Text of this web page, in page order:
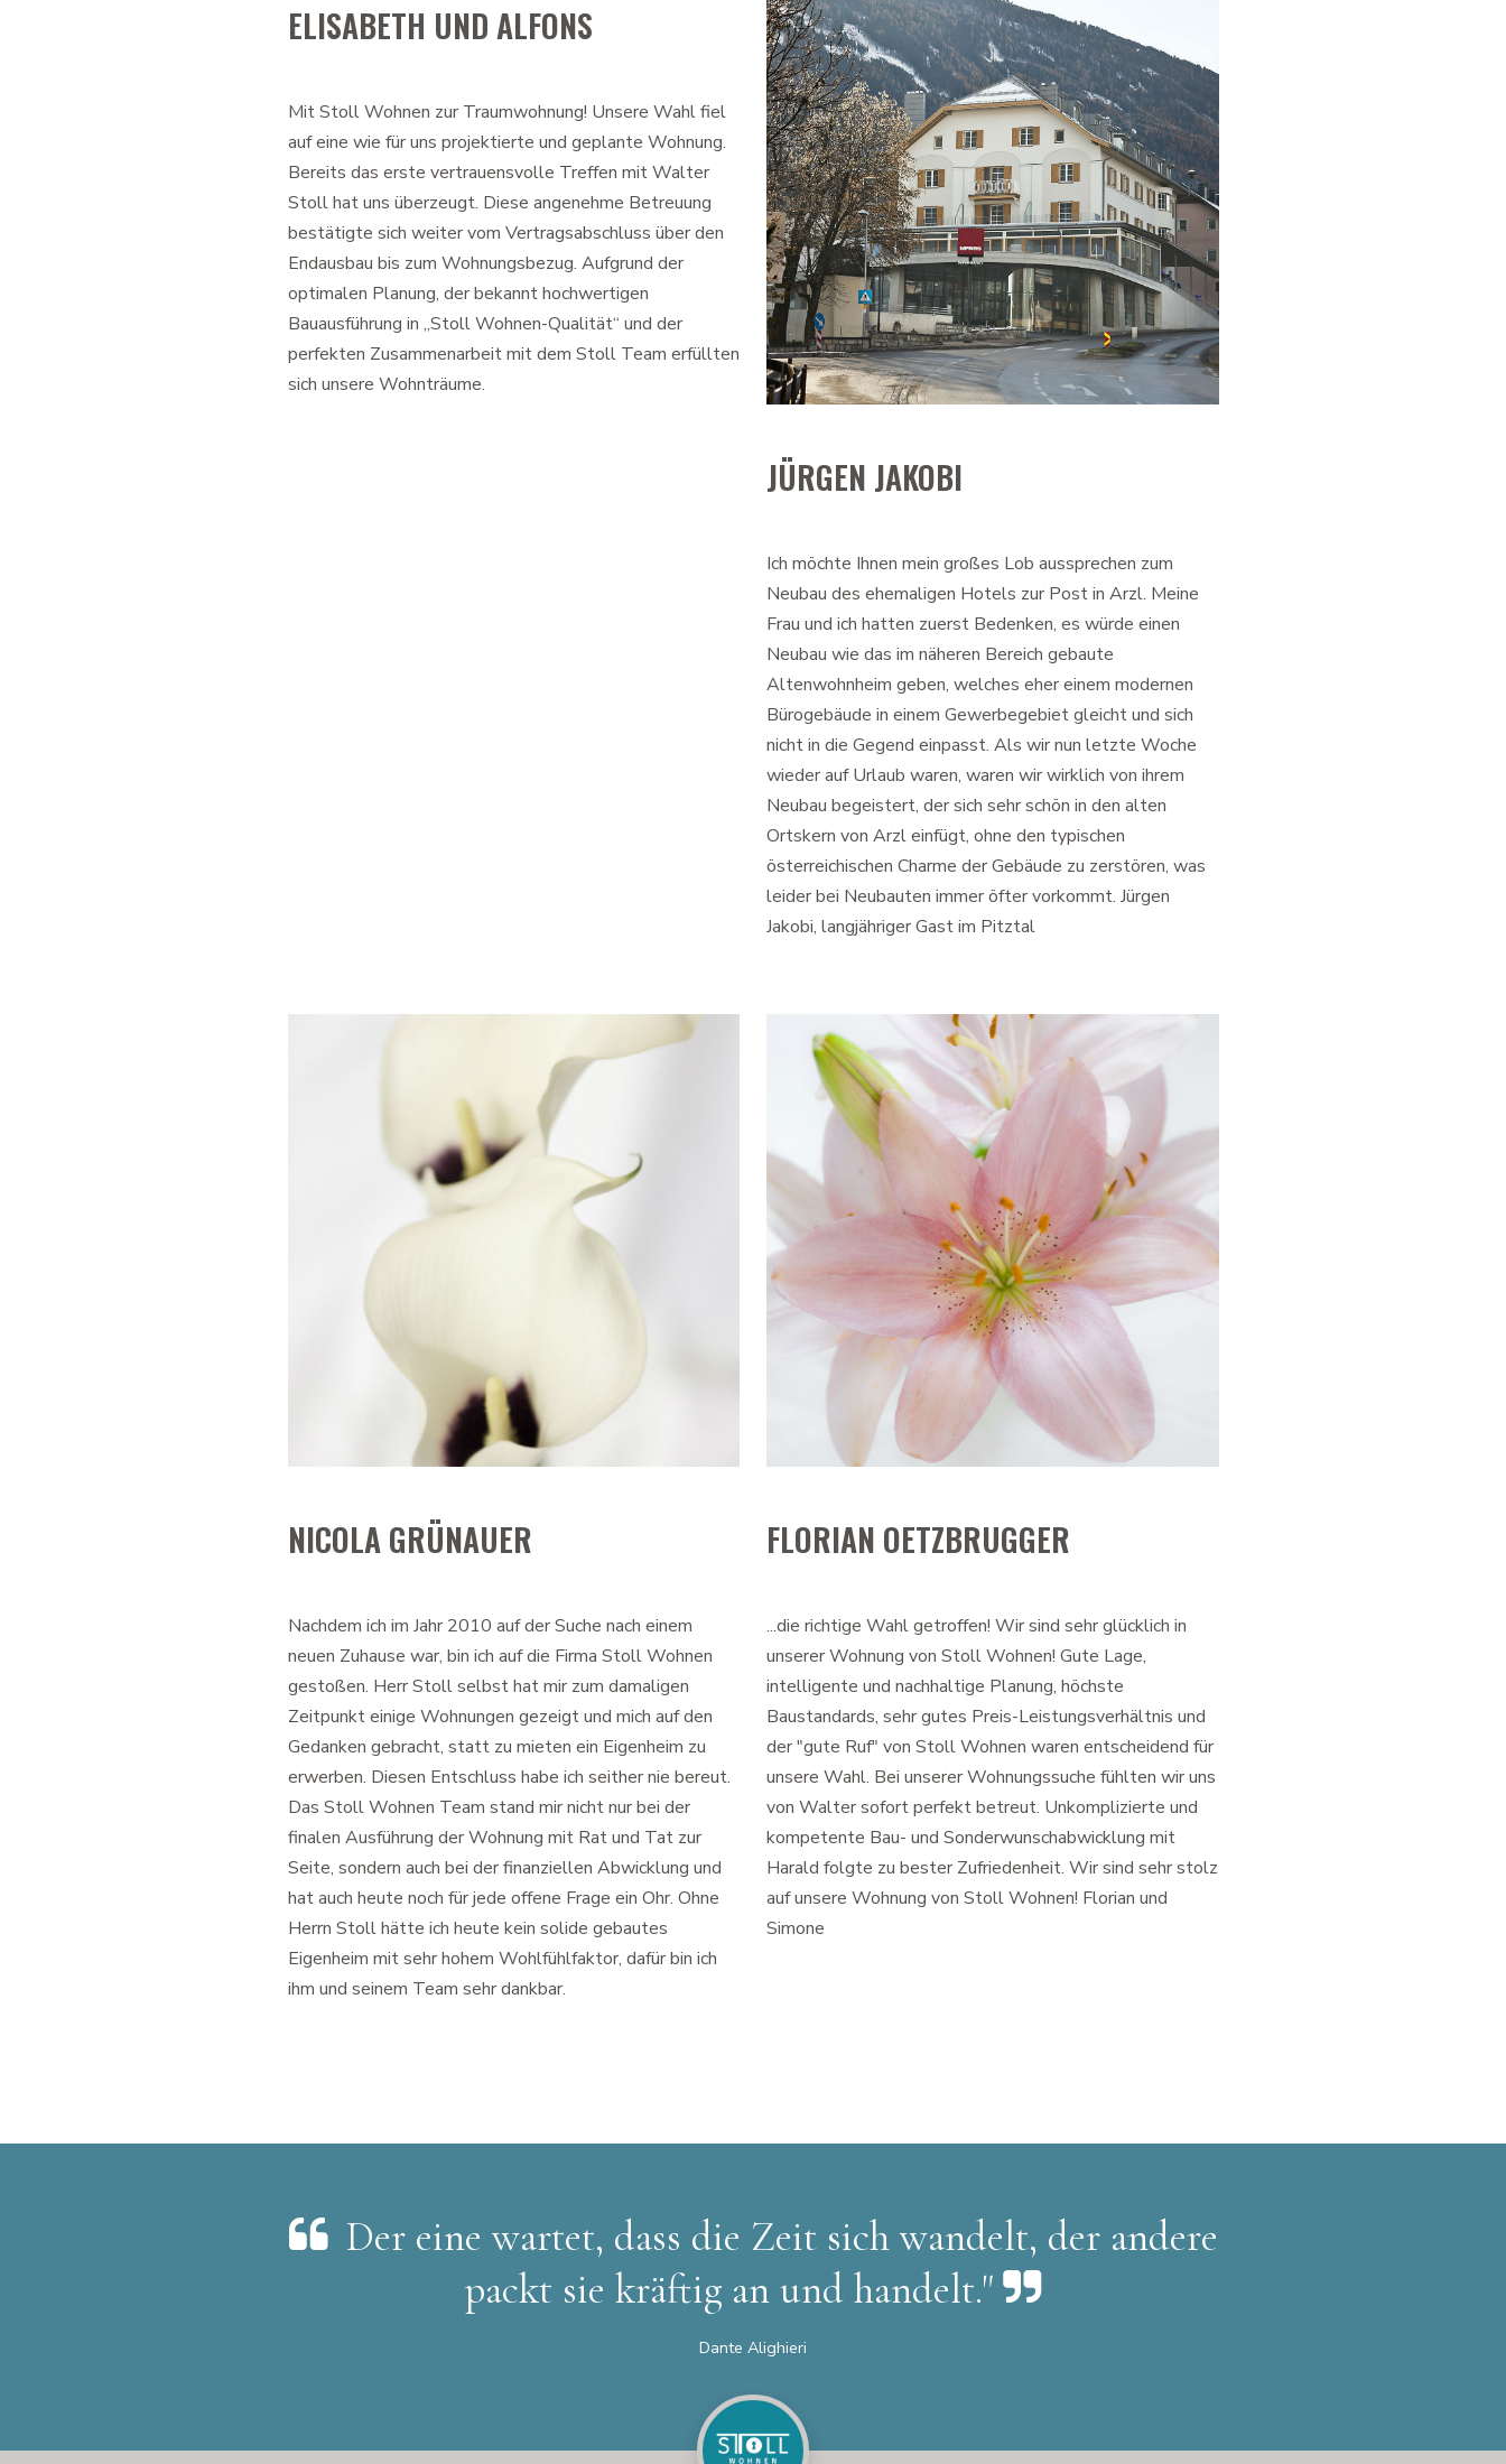
ELISABETH UND ALFONS
Mit Stoll Wohnen zur Traumwohnung! Unsere Wahl fiel
auf eine wie für uns projektierte und geplante Wohnung.
Bereits das erste vertrauensvolle Treffen mit Walter
Stoll hat uns überzeugt. Diese angenehme Betreuung
bestätigte sich weiter vom Vertragsabschluss über den
Endausbau bis zum Wohnungsbezug. Aufgrund der
optimalen Planung, der bekannt hochwertigen
Bauausführung in „Stoll Wohnen-Qualität“ und der
perfekten Zusammenarbeit mit dem Stoll Team erfüllten
sich unsere Wohnträume.
JÜRGEN JAKOBI
Ich möchte Ihnen mein großes Lob aussprechen zum
Neubau des ehemaligen Hotels zur Post in Arzl. Meine
Frau und ich hatten zuerst Bedenken, es würde einen
Neubau wie das im näheren Bereich gebaute
Altenwohnheim geben, welches eher einem modernen
Bürogebäude in einem Gewerbegebiet gleicht und sich
nicht in die Gegend einpasst. Als wir nun letzte Woche
wieder auf Urlaub waren, waren wir wirklich von ihrem
Neubau begeistert, der sich sehr schön in den alten
Ortskern von Arzl einfügt, ohne den typischen
österreichischen Charme der Gebäude zu zerstören, was
leider bei Neubauten immer öfter vorkommt. Jürgen
Jakobi, langjähriger Gast im Pitztal
NICOLA GRÜNAUER
Nachdem ich im Jahr 2010 auf der Suche nach einem
neuen Zuhause war, bin ich auf die Firma Stoll Wohnen
gestoßen. Herr Stoll selbst hat mir zum damaligen
Zeitpunkt einige Wohnungen gezeigt und mich auf den
Gedanken gebracht, statt zu mieten ein Eigenheim zu
erwerben. Diesen Entschluss habe ich seither nie bereut.
Das Stoll Wohnen Team stand mir nicht nur bei der
finalen Ausführung der Wohnung mit Rat und Tat zur
Seite, sondern auch bei der finanziellen Abwicklung und
hat auch heute noch für jede offene Frage ein Ohr. Ohne
Herrn Stoll hätte ich heute kein solide gebautes
Eigenheim mit sehr hohem Wohlfühlfaktor, dafür bin ich
ihm und seinem Team sehr dankbar.
FLORIAN OETZBRUGGER
...die richtige Wahl getroffen! Wir sind sehr glücklich in
unserer Wohnung von Stoll Wohnen! Gute Lage,
intelligente und nachhaltige Planung, höchste
Baustandards, sehr gutes Preis-Leistungsverhältnis und
der "gute Ruf" von Stoll Wohnen waren entscheidend für
unsere Wahl. Bei unserer Wohnungssuche fühlten wir uns
von Walter sofort perfekt betreut. Unkomplizierte und
kompetente Bau- und Sonderwunschabwicklung mit
Harald folgte zu bester Zufriedenheit. Wir sind sehr stolz
auf unsere Wohnung von Stoll Wohnen! Florian und
Simone
Der eine wartet, dass die Zeit sich wandelt, der andere
packt sie kräftig an und handelt."
Dante Alighieri